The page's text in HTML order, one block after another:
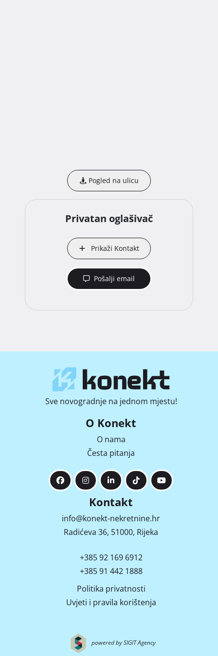
Pogled na ulicu
Privatan oglašivač
Prikaži Kontakt
Pošalji email
Sve novogradnje na jednom mjestu!
O Konekt
O nama
Česta pitanja
Kontakt
info@konekt-nekretnine.hr
Radićeva 36, 51000, Rijeka
+385 92 169 6912
+385 91 442 1888
Politika privatnosti
Uvjeti i pravila korištenja
powered by SIGIT Agency